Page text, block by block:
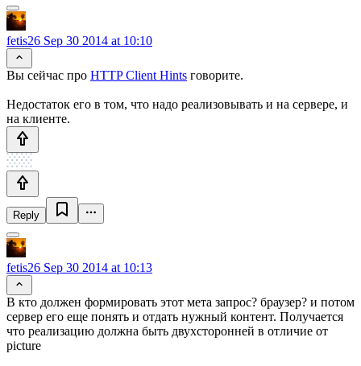
fetis26 Sep 30 2014 at 10:10
Вы сейчас про HTTP Client Hints говорите.
Недостаток его в том, что надо реализовывать и на сервере, и
на клиенте.
Reply
fetis26 Sep 30 2014 at 10:13
B кто должен формировать этот мета запрос? браузер? и потом
сервер его еще понять и отдать нужный контент. Получается
что реализацию должна быть двухсторонней в отличие от
picture